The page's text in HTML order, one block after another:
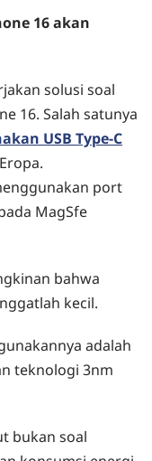
16 akan
solusi soal
16. Salah satunya
USB Type-C
port
MagSfe
bahwa
kecil.
adalah
teknologi 3nm
bukan soal